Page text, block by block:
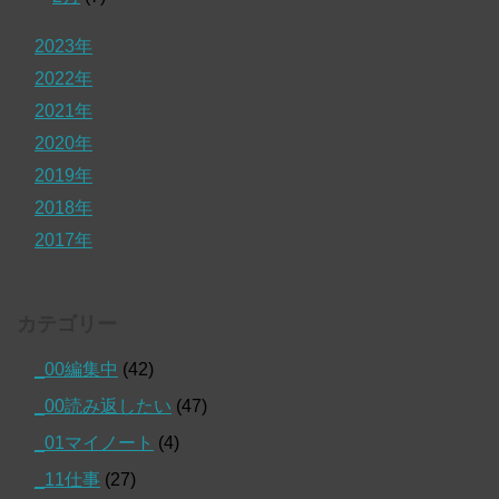
2023年
2022年
2021年
2020年
2019年
2018年
2017年
_00編集中 (42)
_00読み返したい (47)
_01マイノート (4)
_11仕事 (27)